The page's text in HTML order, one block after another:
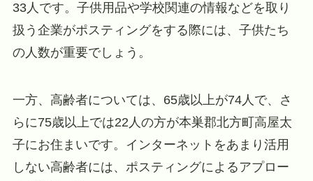
33人です。子供用品や学校関連の情報などを取り
扱う企業がポスティングをする際には、子供たち
の人数が重要でしょう。
一方、高齢者については、65歳以上が74人で、さ
らに75歳以上では22人の方が本巣郡北方町高屋太
子にお住まいです。インターネットをあまり活用
しない高齢者には、ポスティングによるアプロー